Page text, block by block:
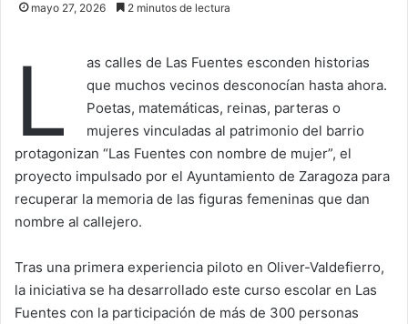
mayo 27, 2026 2 minutos de lectura
L
as calles de Las Fuentes esconden historias
que muchos vecinos desconocían hasta ahora.
Poetas, matemáticas, reinas, parteras o
mujeres vinculadas al patrimonio del barrio
protagonizan “Las Fuentes con nombre de mujer”, el
proyecto impulsado por el Ayuntamiento de Zaragoza para
recuperar la memoria de las figuras femeninas que dan
nombre al callejero.
Tras una primera experiencia piloto en Oliver-Valdefierro,
la iniciativa se ha desarrollado este curso escolar en Las
Fuentes con la participación de más de 300 personas